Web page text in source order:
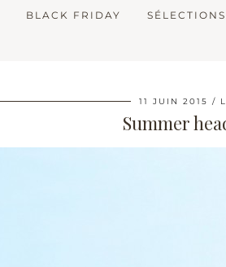
BLACK FRIDAY SÉLECTIONS
11 JUIN 2015
Summer